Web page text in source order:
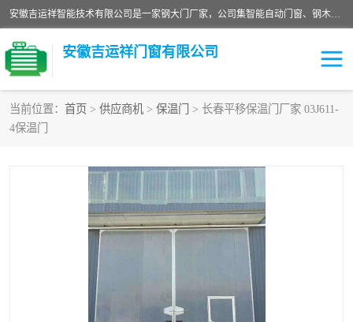
安徽吉运祥智能技术有限公司是一家钢大门厂家，公司集智能自动门窗、钢木门、特种门窗、工业门窗、图集门窗、定制门窗、非标门窗等通道产品的研发设计、制作、安装于一体的综合性、性高新技术企业。
安徽吉运祥门窗有限公司
当前位置： 首页 > 供应商机 > 保温门
> 长春平移保温门厂家 03J611-
4保温门
保温门
变压器室门窗
工业电动折叠门 钢木门
工业平移门
监狱门及监狱设备